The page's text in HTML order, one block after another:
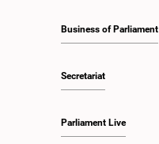
Business of Parliament
Secretariat
Parliament Live